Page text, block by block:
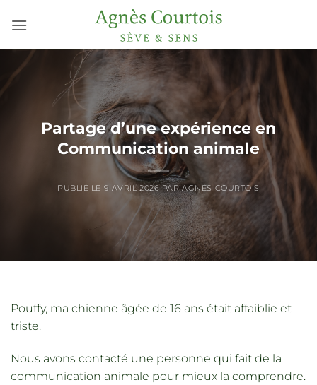
au
Partage d’une expérience en
Communication animale
PUBLIÉ LE 9 AVRIL 2026 PARAGNÈS COURTOIS
Pouffy, ma chienne âgée de 16 ans était affaiblie et
triste.
Nous avons contacté une personne qui fait de la
communication animale pour mieux la comprendre.